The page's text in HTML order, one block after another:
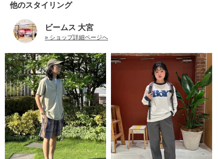
他のスタイリング
ビームス 大宮
» ショップ詳細ページへ